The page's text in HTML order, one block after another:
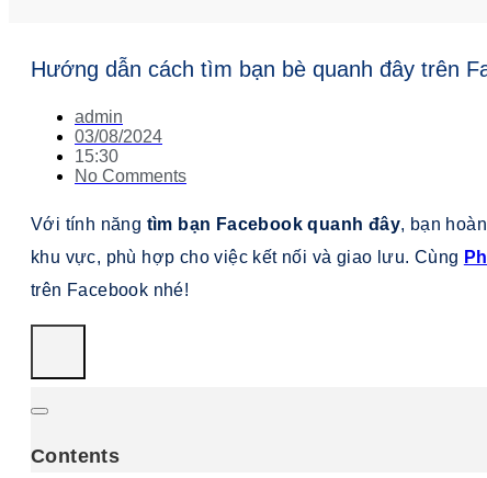
Hướng dẫn cách tìm bạn bè quanh đây trên
admin
03/08/2024
15:30
No Comments
Với tính năng tìm bạn Facebook quanh đây, bạn
khu vực, phù hợp cho việc kết nối và giao lưu. Cùng
trên Facebook nhé!
Contents